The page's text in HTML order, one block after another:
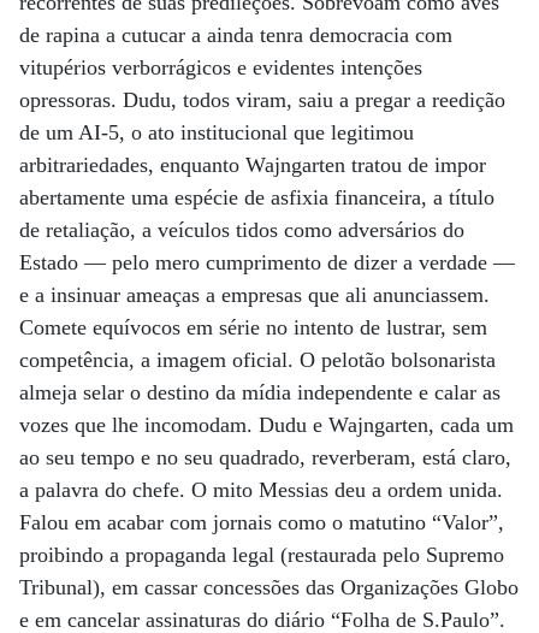
de rapina a cutucar a ainda tenra democracia com
vitupérios verborrágicos e evidentes intenções
opressoras. Dudu, todos viram, saiu a pregar a reedição
de um AI-5, o ato institucional que legitimou
arbitrariedades, enquanto Wajngarten tratou de impor
abertamente uma espécie de asfixia financeira, a título
de retaliação, a veículos tidos como adversários do
Estado — pelo mero cumprimento de dizer a verdade —
e a insinuar ameaças a empresas que ali anunciassem.
Comete equívocos em série no intento de lustrar, sem
competência, a imagem oficial. O pelotão bolsonarista
almeja selar o destino da mídia independente e calar as
vozes que lhe incomodam. Dudu e Wajngarten, cada um
ao seu tempo e no seu quadrado, reverberam, está claro,
a palavra do chefe. O mito Messias deu a ordem unida.
Falou em acabar com jornais como o matutino “Valor”,
proibindo a propaganda legal (restaurada pelo Supremo
Tribunal), em cassar concessões das Organizações Globo
e em cancelar assinaturas do diário “Folha de S.Paulo”.